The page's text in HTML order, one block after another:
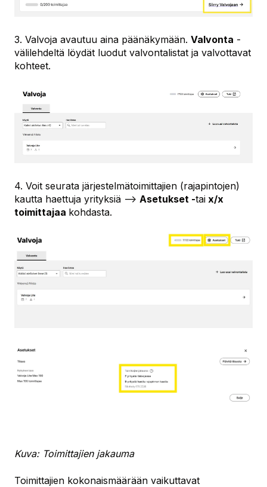
3. Valvoja avautuu aina päänäkymään. Valvonta -
välilehdeltä löydät luodut valvontalistat ja valvottavat
kohteet.
4. Voit seurata järjestelmätoimittajien (rajapintojen)
kautta haettuja yrityksiä --> Asetukset -tai x/x
toimittajaa kohdasta.
Kuva: Toimittajien jakauma
Toimittajien kokonaismäärään vaikuttavat